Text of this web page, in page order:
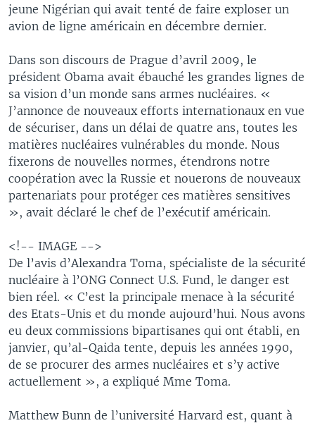
jeune Nigérian qui avait tenté de faire exploser un
avion de ligne américain en décembre dernier.
Dans son discours de Prague d’avril 2009, le
président Obama avait ébauché les grandes lignes de
sa vision d’un monde sans armes nucléaires. «
J’annonce de nouveaux efforts internationaux en vue
de sécuriser, dans un délai de quatre ans, toutes les
matières nucléaires vulnérables du monde. Nous
fixerons de nouvelles normes, étendrons notre
coopération avec la Russie et nouerons de nouveaux
partenariats pour protéger ces matières sensitives
», avait déclaré le chef de l’exécutif américain.
<!-- IMAGE -->
De l’avis d’Alexandra Toma, spécialiste de la sécurité
nucléaire à l’ONG Connect U.S. Fund, le danger est
bien réel. « C’est la principale menace à la sécurité
des Etats-Unis et du monde aujourd’hui. Nous avons
eu deux commissions bipartisanes qui ont établi, en
janvier, qu’al-Qaida tente, depuis les années 1990,
de se procurer des armes nucléaires et s’y active
actuellement », a expliqué Mme Toma.
Matthew Bunn de l’université Harvard est, quant à